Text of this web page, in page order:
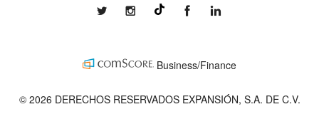
expansionmxexpansionmx ExpansionMex
Business/Finance
© 2026 DERECHOS RESERVADOS EXPANSIÓN, S.A. DE C.V.